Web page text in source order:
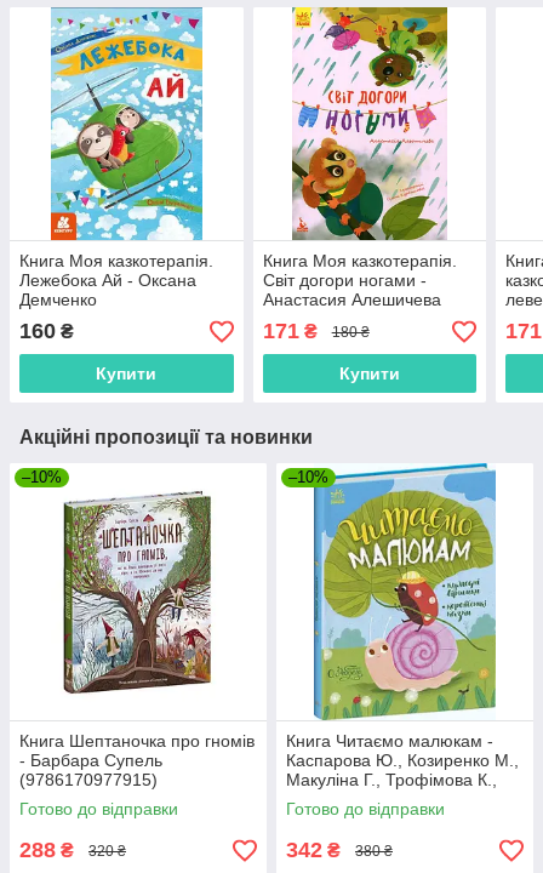
Книга Моя казкотерапія.
Лежебока Ай - Оксана
Демченко
(9786170944757)
160 ₴
Купити
Книга Моя казкотерапія.
Світ догори ногами -
Анастасия Алешичева
(9786170944719)
171₴ 180 ₴
Купити
171
Акційні пропозиції та новинки
–10%
Книга Шептаночка про гномів
- Барбара Супель
(9786170977915)
Готово до відправки
288 ₴ 320 ₴
–10%
Книга Читаємо малюкам -
Каспарова Ю., Козиренко М.,
Макуліна Г., Трофімова К.,
Юліта Ран (9786170976888)
Готово до відправки
342 ₴ 380 ₴